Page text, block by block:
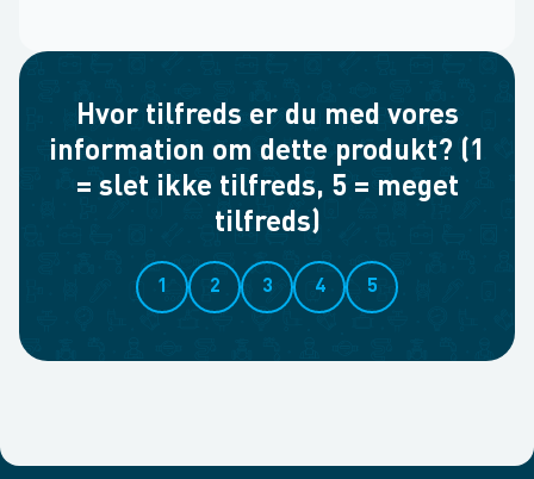
Hvor tilfreds er du med vores
information om dette produkt? (1
= slet ikke tilfreds, 5 = meget
tilfreds)
1 2 3 4 5